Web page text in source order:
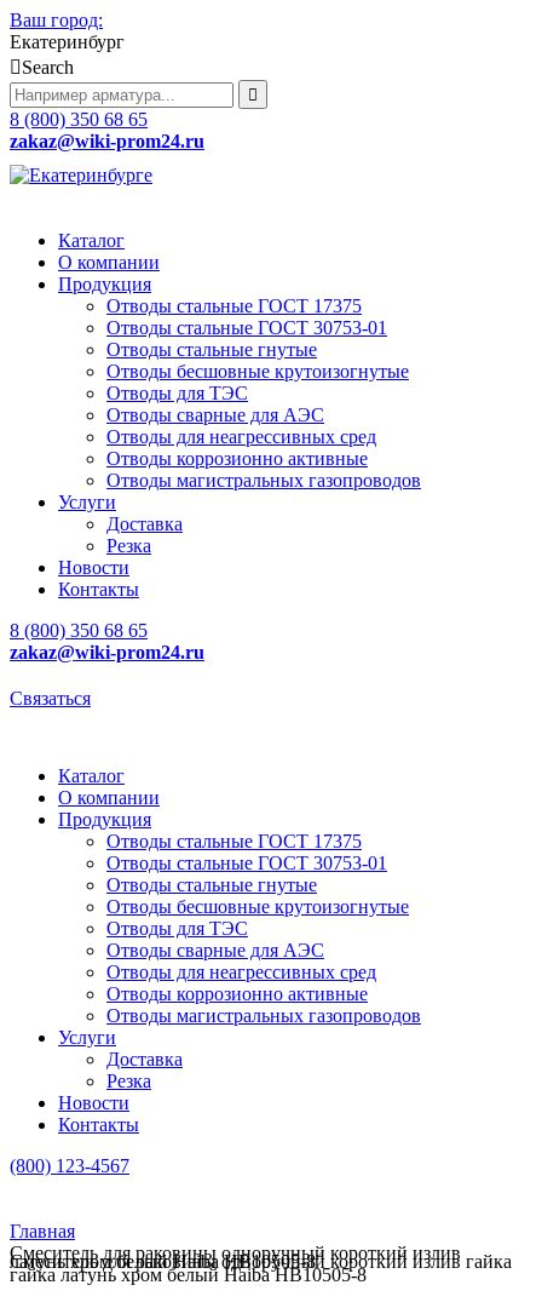
Ваш город:
Екатеринбург
Search
8 (800) 350 68 65
zakaz@wiki-prom24.ru
Каталог
О компании
Продукция
Отводы стальные ГОСТ 17375
Отводы стальные ГОСТ 30753-01
Отводы стальные гнутые
Отводы бесшовные крутоизогнутые
Отводы для ТЭС
Отводы сварные для АЭС
Отводы для неагрессивных сред
Отводы коррозионно активные
Отводы магистральных газопроводов
Услуги
Доставка
Резка
Новости
Контакты
8 (800) 350 68 65
zakaz@wiki-prom24.ru
Связаться
Каталог
О компании
Продукция
Отводы стальные ГОСТ 17375
Отводы стальные ГОСТ 30753-01
Отводы стальные гнутые
Отводы бесшовные крутоизогнутые
Отводы для ТЭС
Отводы сварные для АЭС
Отводы для неагрессивных сред
Отводы коррозионно активные
Отводы магистральных газопроводов
Услуги
Доставка
Резка
Новости
Контакты
(800) 123-4567
Главная
Смеситель для раковины одноручный короткий излив
гайка латунь хром белый Haiba HB10505-8
Смеситель для раковины одноручный короткий излив гайка латунь хром белый Haiba HB10505-8